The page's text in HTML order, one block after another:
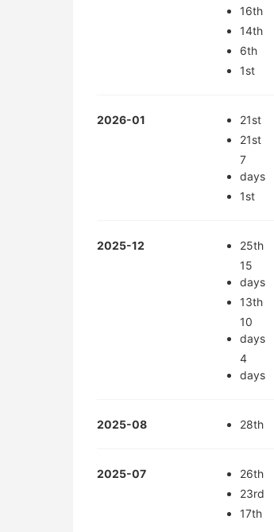
16th
14th
6th
1st
2026-01 21st
21st
7
days
1st
2025-12 25th
15
days
13th
10
days
4
days
2025-08 28th
2025-07 26th
23rd
17th